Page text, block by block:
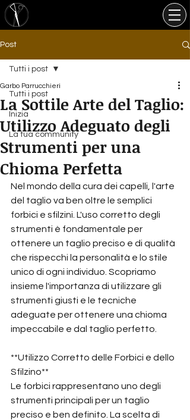
Post
Tutti i post
Inizia
La tua community
Tutti i post
La Sottile Arte del Taglio:
Utilizzo Adeguato degli
Strumenti per una
Chioma Perfetta
Garbo Parrucchieri
Nel mondo della cura dei capelli, l'arte
del taglio va ben oltre le semplici
forbici e sfilzini. L'uso corretto degli
strumenti è fondamentale per
ottenere un taglio preciso e di qualità
che rispecchi la personalità e lo stile
unico di ogni individuo. Scopriamo
insieme l'importanza di utilizzare gli
strumenti giusti e le tecniche
adeguate per ottenere una chioma
impeccabile e dal taglio perfetto.
**Utilizzo Corretto delle Forbici e dello
Sfilzino**
Le forbici rappresentano uno degli
strumenti principali per un taglio
preciso e ben definito. La scelta di